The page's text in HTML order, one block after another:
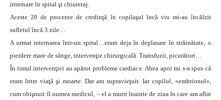
internare în spital şi chiuretaj.
Aceste 20 de procente de credinţă în copilaşul încă viu mi-au încălzit
sufletul încă 3 zile…
A urmat internarea într-un spital…eram deja în deplasare în străinătate, o
pierdere mare de sânge, intervenţie chirurgicală. Transfuzii, picurători…
În timul intervenţiei au apărut probleme cardiace. Abea apoi mi s-a spus că
eram între viaţă şi moarte. Dar am supravieţuit. Iar copilul, «embrionul»,
cum obişnuit îl numea medicul, – el a murit înainte de ziua în care am aflat